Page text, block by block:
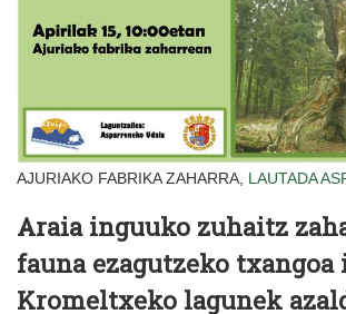
AJURIAKO FABRIKA ZAHARRA, LAUTADA
Araia inguuko zuhaitz
fauna ezagutzeko txangoa
Kromeltxeko lagunek